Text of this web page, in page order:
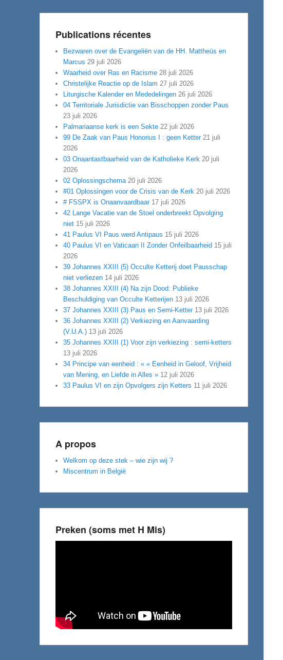
Publications récentes
Bezwaren over de Evangeliën van de HH. Mattheüs en
Marcus 29 juli 2026
Waarheid over Ras en Racisme 28 juli 2026
Christelijke Reactie op de Islam 27 juli 2026
Liturgische Kalender en Mededelingen 26 juli 2026
04 Territoriale Jurisdictie van Bisschoppen zonder Paus
23 juli 2026
Palmariaanse kerk is een Sekte 22 juli 2026
99 De Zaak van Paus Honorius I : geen Ketter 21 juli
2026
03 Onaantastbaarheid van de Katholieke Kerk 20 juli
2026
02 Oplossingschema 20 juli 2026
#01 Oplossingen voor de Crisis van de Kerk 20 juli 2026
# FSSPX is Onaanvaardbaar 17 juli 2026
42 Lange Vacatie van de Stoel onderbreekt Opvolging
niet 15 juli 2026
41 Paulus VI Paus werd Antipaus 15 juli 2026
40 Paulus VI en Vaticaan II Zonder Onfeilbaarheid 15 juli
2026
39 Johannes XXIII (5) Occulte Ketterij doet Pausschap
niet verliezen 14 juli 2026
38 Johannes XXIII (4) Na zijn Dood: Publieke
Beschuldiging van Occulte Ketterijen 13 juli 2026
37 Johannes XXIII (3) Paus en Semi-Ketter 13 juli 2026
36 Johannes XXIII (2) Verkiezing en Aanvaarding
(V.U.A.) 13 juli 2026
35 Johannes XXIII (1) Voor zijn verkiezing : semi-ketters
13 juli 2026
34 Principe van eenheid : « « Eenheid in Geloof, Vrijheid
van Mening, en Liefde in Alles » 12 juli 2026
33 Paulus VI en zijn Opvolgers zijn Ketters 11 juli 2026
A propos
Welkom op deze stek – wie zijn wij ?
Miscentrum in België
Preken (soms met H Mis)